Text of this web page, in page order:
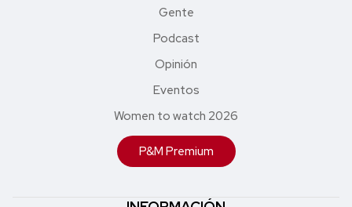
Gente
Podcast
Opinión
Eventos
Women to watch 2026
P&M Premium